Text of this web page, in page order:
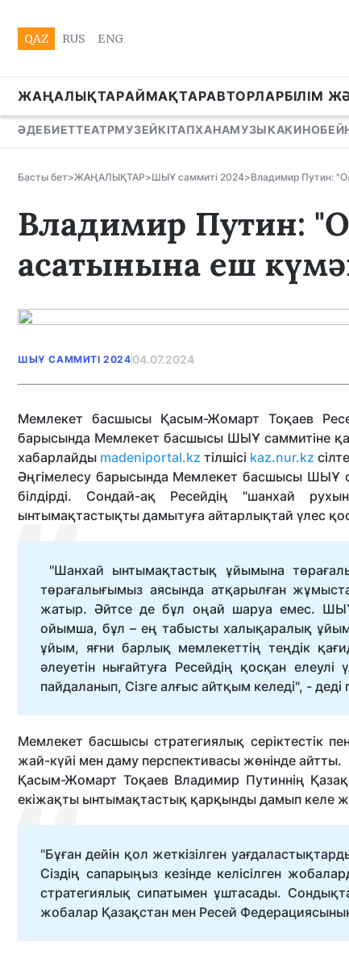
QAZ RUS ENG
ЖАҢАЛЫҚТАРАЙМАҚТАРАВТОРЛАРБІЛІМ
ӘДЕБИЕТТЕАТРМУЗЕЙКІТАПХАНАМУЗЫКАКИНО
Басты бет>ЖАҢАЛЫҚТАР>ШЫҰ саммиті 2024>Владимир Путин:
Владимир Путин:
асатынына еш
ШЫҰ САММИТІ 2024 04.07.2024
Мемлекет басшысы Қасым-Жомарт Тоқаев
барысында Мемлекет басшысы ШЫҰ саммитіне
хабарлайды madeniportal.kz тілшісі kaz.nur.kz
Әңгімелесу барысында Мемлекет басшысы ШЫҰ
білдірді. Сондай-ақ Ресейдің "шанхай
ынтымақтастықты дамытуға айтарлықтай үлес
"Шанхай ынтымақтастық ұйымына
төрағалығымыз аясында атқарылған
жатыр. Әйтсе де бұл оңай шаруа емес.
ойымша, бұл – ең табысты халықаралық
ұйым, яғни барлық мемлекеттің теңдік
әлеуетін нығайтуға Ресейдің қосқан
пайдаланып, Сізге алғыс айтқым келеді", - деді
Мемлекет басшысы стратегиялық серіктестік
жай-күйі мен даму перспективасы жөнінде айтты.
Қасым-Жомарт Тоқаев Владимир Путиннің
екіжақты ынтымақтастық қарқынды дамып келе
"Бұған дейін қол жеткізілген
Сіздің сапарыңыз кезінде келісілген
стратегиялық сипатымен ұштасады.
жобалар Қазақстан мен Ресей